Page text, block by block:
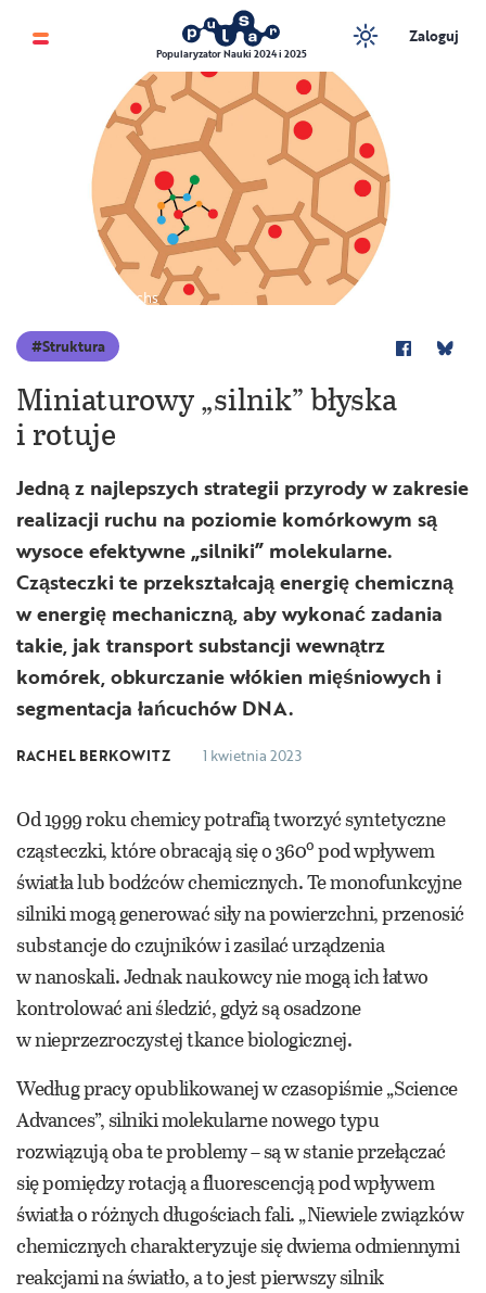
Popularyzator Nauki 2024 i 2025
Zaloguj
Ilustracja Thomas Fuchs
Struktura
Miniaturowy „silnik” błyska
i rotuje
Jedną z najlepszych strategii przyrody w zakresie
realizacji ruchu na poziomie komórkowym są
wysoce efektywne „silniki” molekularne.
Cząsteczki te przekształcają energię chemiczną
w energię mechaniczną, aby wykonać zadania
takie, jak transport substancji wewnątrz
komórek, obkurczanie włókien mięśniowych i
segmentacja łańcuchów DNA.
RACHEL BERKOWITZ 1 kwietnia 2023
Od 1999 roku chemicy potrafią tworzyć syntetyczne
cząsteczki, które obracają się o 360opod wpływem
światła lub bodźców chemicznych. Te monofunkcyjne
silniki mogą generować siły na powierzchni, przenosić
substancje do czujników i zasilać urządzenia
w nanoskali. Jednak naukowcy nie mogą ich łatwo
kontrolować ani śledzić, gdyż są osadzone
w nieprzezroczystej tkance biologicznej.
Według pracy opublikowanej w czasopiśmie „Science
Advances”, silniki molekularne nowego typu
rozwiązują oba te problemy – są w stanie przełączać
się pomiędzy rotacją a fluorescencją pod wpływem
światła o różnych długościach fali. „Niewiele związków
chemicznych charakteryzuje się dwiema odmiennymi
reakcjami na światło, a to jest pierwszy silnik